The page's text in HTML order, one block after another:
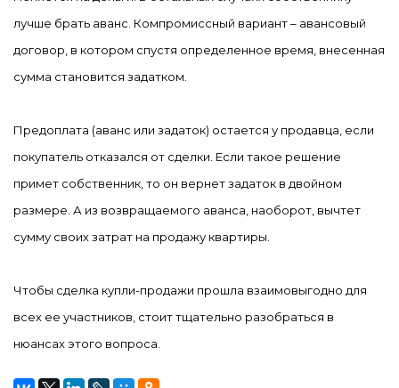
лучше брать аванс. Компромиссный вариант – авансовый
договор, в котором спустя определенное время, внесенная
сумма становится задатком.
Предоплата (аванс или задаток) остается у продавца, если
покупатель отказался от сделки. Если такое решение
примет собственник, то он вернет задаток в двойном
размере. А из возвращаемого аванса, наоборот, вычтет
сумму своих затрат на продажу квартиры.
Чтобы сделка купли-продажи прошла взаимовыгодно для
всех ее участников, стоит тщательно разобраться в
нюансах этого вопроса.